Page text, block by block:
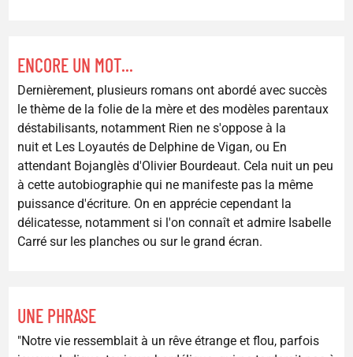
ENCORE UN MOT...
Dernièrement, plusieurs romans ont abordé avec succès
le thème de la folie de la mère et des modèles parentaux
déstabilisants, notamment Rien ne s'oppose à la
nuit et Les Loyautés de Delphine de Vigan, ou En
attendant Bojanglès d'Olivier Bourdeaut. Cela nuit un peu
à cette autobiographie qui ne manifeste pas la même
puissance d'écriture. On en apprécie cependant la
délicatesse, notamment si l'on connaît et admire Isabelle
Carré sur les planches ou sur le grand écran.
UNE PHRASE
"Notre vie ressemblait à un rêve étrange et flou, parfois